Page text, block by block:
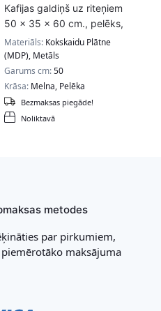
Kafijas galdiņš uz riteņiem
50 x 35 x 60 cm., pelēks,
melns
Materiāls: Kokskaidu Plātne
(MDP), Metāls
Garums cm:50
Krāsa: Melna, Pelēka
Noliktavā
Bezmaksas piegāde!
metodes
par pirkumiem,
maksājuma